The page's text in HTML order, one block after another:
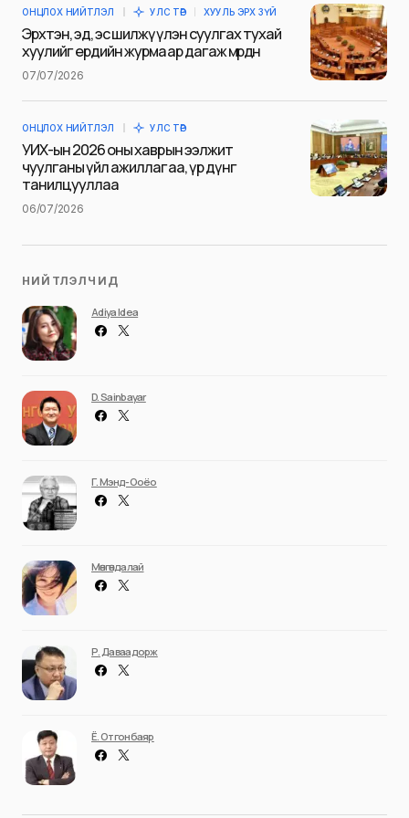
time I comment.
Илгээх
ОНЦЛОХ НИЙТЛЭЛ УЛС ТӨР ХУУЛЬ ЭРХ ЗҮЙ
Эрхтэн, эд, эс шилжүүлэн суулгах тухай
хуулийг ердийн журмаар дагаж мөрдөнө
07/07/2026
ОНЦЛОХ НИЙТЛЭЛ УЛС ТӨР
УИХ-ын 2026 оны хаврын ээлжит
чуулганы үйл ажиллагаа, үр дүнг
танилцууллаа
06/07/2026
НИЙТЛЭЛЧИД
Adiya Idea
D. Sainbayar
Г. Мэнд-Ооёо
Мөнгөндалай
Р. Даваадорж
Ё. Отгонбаяр